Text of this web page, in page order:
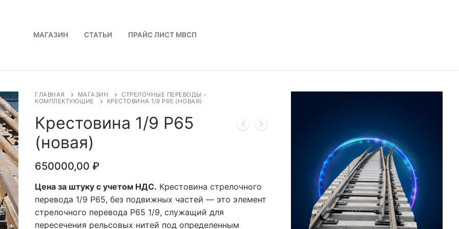
МАГАЗИН СТАТЬИ ПРАЙС ЛИСТ МВСП
ГЛАВНАЯ МАГАЗИН
СТРЕЛОЧНЫЕ ПЕРЕВОДЫ -
КОМПЛЕКТУЮЩИЕ
КРЕСТОВИНА 1/9 Р65 (НОВАЯ)
Крестовина 1/9 Р65
(новая)
650000,00 ₽
Цена за штуку с учетом НДС. Крестовина стрелочного
перевода 1/9 Р65, без подвижных частей — это элемент
стрелочного перевода Р65 1/9, служащий для
пересечения рельсовых нитей под определенным